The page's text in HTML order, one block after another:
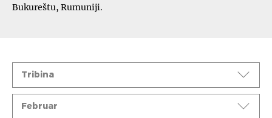
Bukureštu, Rumuniji.
Događaji
Tribina
Mesec
Februar